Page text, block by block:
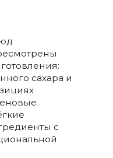
сахара и
с